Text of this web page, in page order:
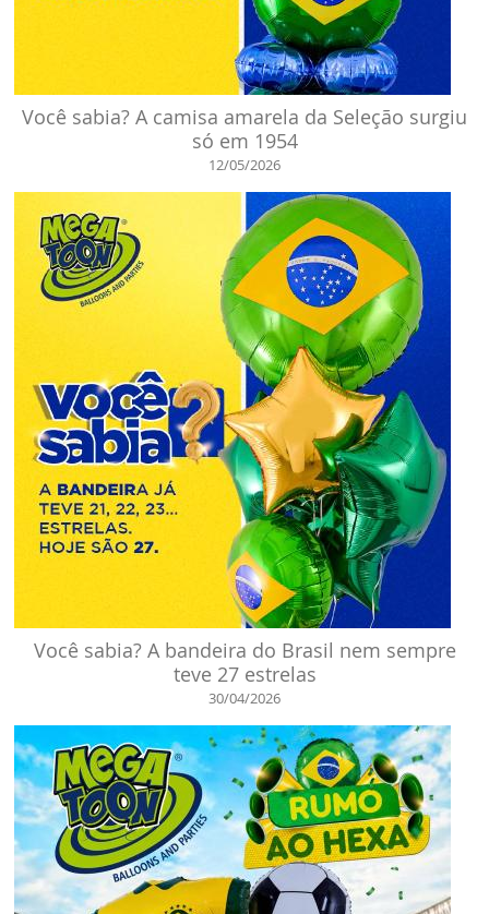
Você sabia? A camisa amarela da Seleção surgiu
só em 1954
12/05/2026
Você sabia? A bandeira do Brasil nem sempre
teve 27 estrelas
30/04/2026